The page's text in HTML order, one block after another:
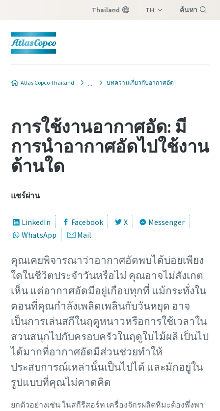
Thailand TH ค้นหา
Atlas Copco Thailand บทความเกี่ยวกับอากาศอัด
การใช้งานอากาศอัด: มี
การนำอากาศอัดไปใช้งาน
ด้านใด
แชร์ผ่าน
LinkedIn Facebook X
Messenger
WhatsApp
Mail
คุณเคยพิจารณาว่าอากาศอัดพบได้บ่อยเพียง
ใดในชีวิตประจําวันหรือไม่ คุณอาจไม่สังเกต
เห็น แต่อากาศอัดมีอยู่เกือบทุกที่ แม้กระทั่งใน
ตอนที่คุณกำลังเพลิดเพลินกับวันหยุด อาจ
เป็นการเล่นสกีในฤดูหนาวหรือการใช้เวลาใน
สวนสนุกไปกับครอบครัวในฤดูใบไม้ผลิ เป็นไป
ได้มากที่อากาศอัดมีส่วนช่วยทําให้
ประสบการณ์เหล่านั้นเป็นไปได้ และมักอยู่ใน
รูปแบบที่คุณไม่คาดคิด
ยกตัวอย่างเช่น ในสกีรีสอร์ท เครื่องจักรผลิตหิมะต้องพึ่งพา